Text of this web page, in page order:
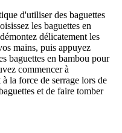
d'utiliser des baguettes
les baguettes en
délicatement les
mains, puis appuyez
baguettes en bambou pour
commencer à
la force de serrage lors de
et de faire tomber